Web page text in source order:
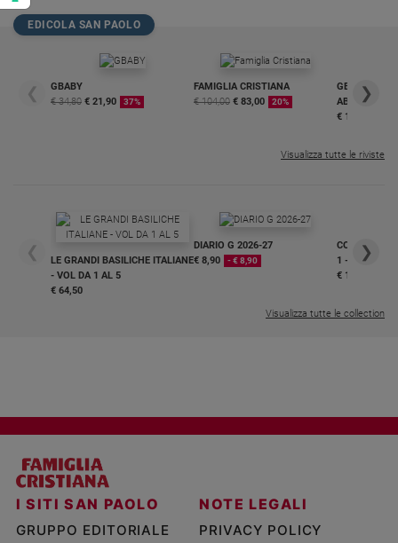
EDICOLA SAN PAOLO
❮
GBABY
€ 34,80 € 21,90 37%
FAMIGLIA CRISTIANA
€ 104,00 € 83,00 20%
GBABY
€ 16,99
❯
Visualizza tutte le riviste
❮
LE GRANDI BASILICHE ITALIANE
- VOL DA 1 AL 5
€ 64,50
DIARIO G 2026-27
€ 8,90
- € 8,90
COLLANA
1 - 2
€ 18,50
❯
Visualizza tutte le collection
I SITI SAN PAOLO
GRUPPO EDITORIALE
NOTE LEGALI
PRIVACY POLICY